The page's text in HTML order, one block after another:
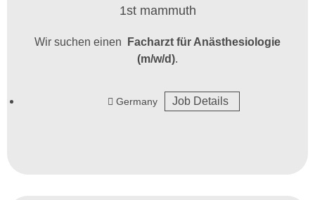
1st mammuth
Wir suchen einen
Facharzt für Anästhesiologie
(m/w/d).
Germany Job Details